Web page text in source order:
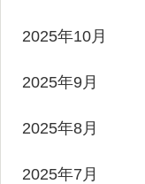
2025年10月
2025年9月
2025年8月
2025年7月